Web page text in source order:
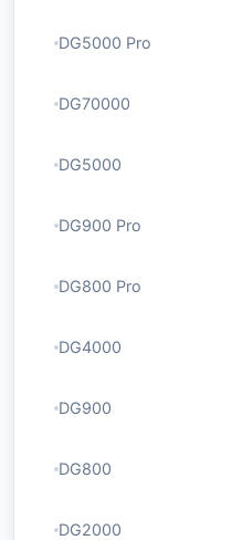
DG5000 Pro
DG70000
DG5000
DG900 Pro
DG800 Pro
DG4000
DG900
DG800
DG2000